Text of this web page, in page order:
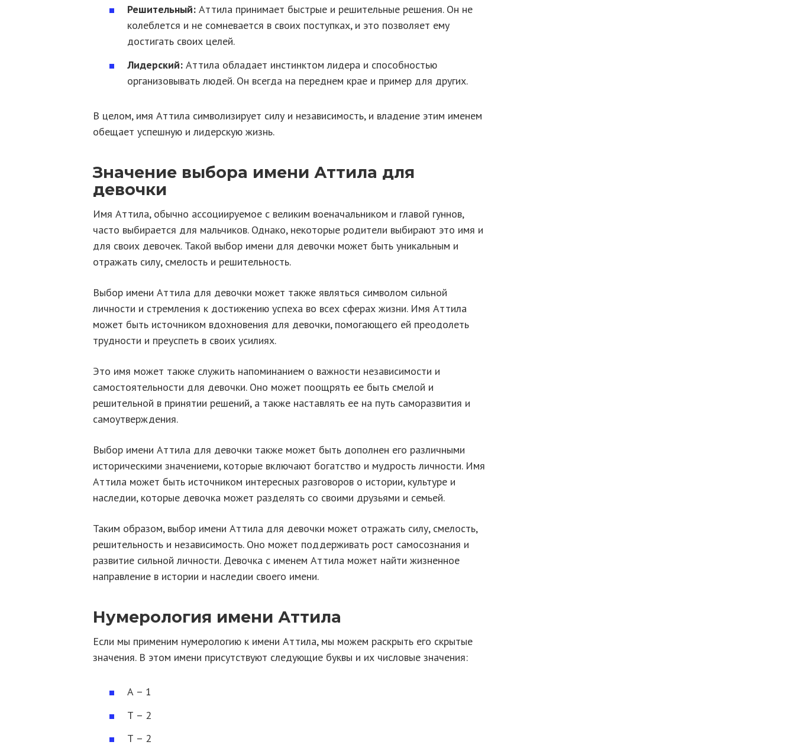
Решительный: Аттила принимает быстрые и решительные решения. Он не
колеблется и не сомневается в своих поступках, и это позволяет ему
достигать своих целей.
Лидерский: Аттила обладает инстинктом лидера и способностью
организовывать людей. Он всегда на переднем крае и пример для других.
В целом, имя Аттила символизирует силу и независимость, и владение этим именем
обещает успешную и лидерскую жизнь.
Значение выбора имени Аттила для
девочки
Имя Аттила, обычно ассоциируемое с великим военачальником и главой гуннов,
часто выбирается для мальчиков. Однако, некоторые родители выбирают это имя и
для своих девочек. Такой выбор имени для девочки может быть уникальным и
отражать силу, смелость и решительность.
Выбор имени Аттила для девочки может также являться символом сильной
личности и стремления к достижению успеха во всех сферах жизни. Имя Аттила
может быть источником вдохновения для девочки, помогающего ей преодолеть
трудности и преуспеть в своих усилиях.
Это имя может также служить напоминанием о важности независимости и
самостоятельности для девочки. Оно может поощрять ее быть смелой и
решительной в принятии решений, а также наставлять ее на путь саморазвития и
самоутверждения.
Выбор имени Аттила для девочки также может быть дополнен его различными
историческими значениеми, которые включают богатство и мудрость личности. Имя
Аттила может быть источником интересных разговоров о истории, культуре и
наследии, которые девочка может разделять со своими друзьями и семьей.
Таким образом, выбор имени Аттила для девочки может отражать силу, смелость,
решительность и независимость. Оно может поддерживать рост самосознания и
развитие сильной личности. Девочка с именем Аттила может найти жизненное
направление в истории и наследии своего имени.
Нумерология имени Аттила
Если мы применим нумерологию к имени Аттила, мы можем раскрыть его скрытые
значения. В этом имени присутствуют следующие буквы и их числовые значения:
А – 1
Т – 2
Т – 2